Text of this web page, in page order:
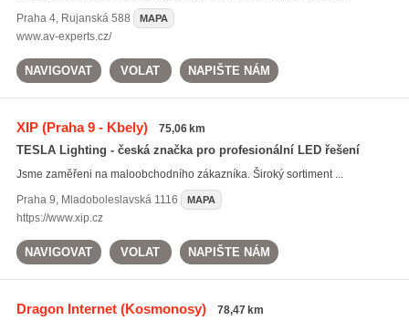
Praha 4, Rujanská 588 MAPA
www.av-experts.cz/
NAVIGOVAT VOLAT NAPIŠTE NÁM
XIP(Praha 9 - Kbely) 75,06 km
TESLA Lighting - česká značka pro profesionální LED řešení
Jsme zaměřeni na maloobchodního zákazníka. Široký sortiment ...
Praha 9, Mladoboleslavská 1116 MAPA
https://www.xip.cz
NAVIGOVAT VOLAT NAPIŠTE NÁM
Dragon Internet(Kosmonosy) 78,47 km